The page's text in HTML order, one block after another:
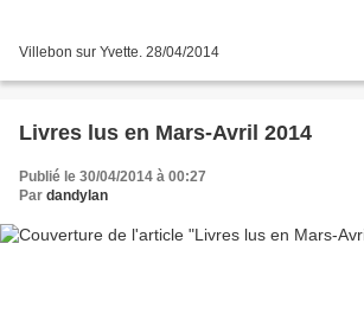
Villebon sur Yvette. 28/04/2014
Livres lus en Mars-Avril 2014
Publié le 30/04/2014 à 00:27
Par dandylan